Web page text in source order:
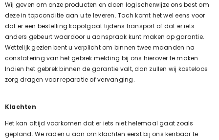
Wij geven om onze producten en doen logischerwijze ons best om
deze in topconditie aan u te leveren. Toch komt het wel eens voor
dat er een bestelling kapotgaat tijdens transport of dat er iets
anders gebeurt waardoor u aanspraak kunt maken op garantie.
Wettelijk gezien bent u verplicht om binnen twee maanden na
constatering van het gebrek melding bij ons hierover te maken.
Indien het gebrek binnen de garantie valt, dan zullen wij kosteloos
zorg dragen voor reparatie of vervanging.
Klachten
Het kan altijd voorkomen dat er iets niet helemaal gaat zoals
gepland. We raden u aan om klachten eerst bij ons kenbaar te